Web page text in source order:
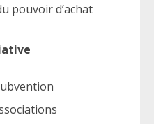
pouvoir d’achat